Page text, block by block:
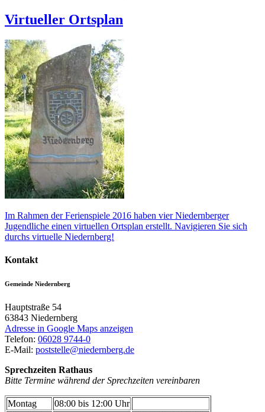
Virtueller Ortsplan
Im Rahmen der Ferienspiele 2016 haben vier Niedernberger
Jugendliche einen virtuellen Ortsplan erstellt. Navigieren Sie sich
durchs virtuelle Niedernberg!
Kontakt
Gemeinde Niedernberg
Hauptstraße 54
63843 Niedernberg
Adresse in Google Maps anzeigen
Telefon: 06028 9744-0
E-Mail: poststelle@niedernberg.de
Sprechzeiten Rathaus
Bitte Termine während der Sprechzeiten vereinbaren
Montag
08:00 bis 12:00 Uhr